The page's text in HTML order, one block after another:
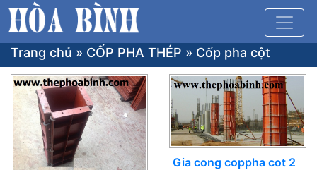
Trang chủ » CỐP PHA THÉP » Cốp pha cột
Gia cong coppha cot 2